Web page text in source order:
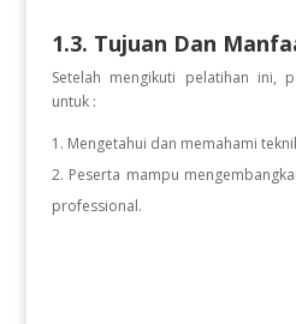
1.3. Tujuan Dan
Setelah mengikuti pelatihan ini,
untuk :
Mengetahui dan memahami
Peserta mampu
professional.